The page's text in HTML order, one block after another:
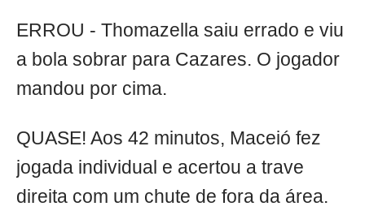
ERROU - Thomazella saiu errado e viu
a bola sobrar para Cazares. O jogador
mandou por cima.
QUASE! Aos 42 minutos, Maceió fez
jogada individual e acertou a trave
direita com um chute de fora da área.